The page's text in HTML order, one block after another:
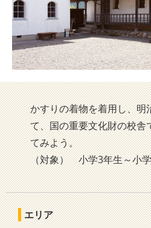
かすりの着物を着用し、明
て、国の重要文化財の校舎
てみよう。
（対象） 小学3年生～小
エリア